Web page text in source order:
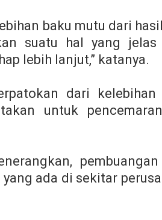
baku mutu dari
suatu hal yang jelas
lebih lanjut,” katanya.
dari
untuk
ada di sekitar